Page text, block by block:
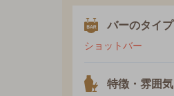
バーのタイプ
ショットバー
特徴・雰囲気